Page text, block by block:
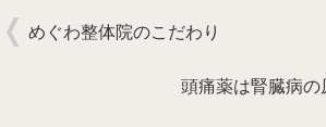
めぐわ整体院のこだわり
頭痛薬は腎臓病の